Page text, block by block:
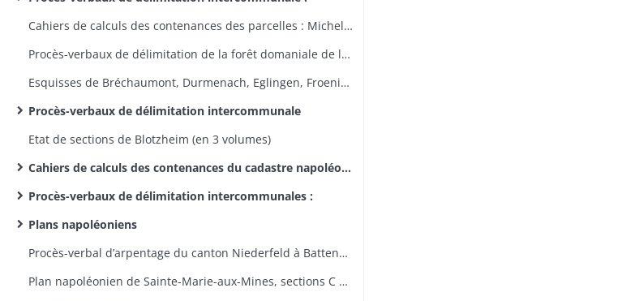
Cahiers de calculs des contenances des parcelles : Michelbach-le-Bas et Ranspach-le-Bas
Procès-verbaux de délimitation de la forêt domaniale de la Hardt sur les territoires de Baldersheim, Bantzenheim, Bartenheim, Battenheim, Blotzheim, Geispitzen, Hombourg, Kembs, Niffer, Ottmarsheim, Petit-Landau, Sausheim, Sierentz, Village-Neuf ; procès-verbaux de bornage de la Hardt à Niffer et Ottmarsheim
Esquisses de Bréchaumont, Durmenach, Eglingen, Froeningen, Gommersdorf, Hirtzbach, Hochstatt, Illfurth, Kientzheim, Moos, Roppentzwiller, Ruederbach, Seppois-le-Bas, Waldighoffen, Winkel (complètent 3 P 887-888)
Procès-verbaux de délimitation intercommunale
Etat de sections de Blotzheim (en 3 volumes)
Cahiers de calculs des contenances du cadastre napoléonien
Procès-verbaux de délimitation intercommunales :
Plans napoléoniens
Procès-verbal d’arpentage du canton Niederfeld à Battenheim, esquisses de Battenheim
Plan napoléonien de Sainte-Marie-aux-Mines, sections C et D incomplètes, en 21 feuilles